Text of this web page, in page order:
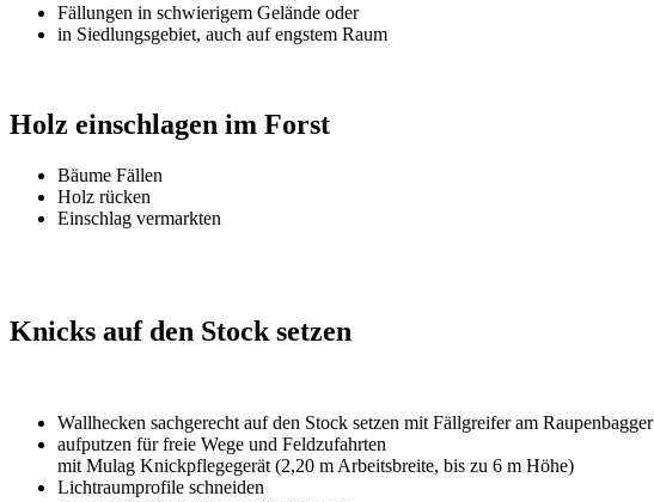
Fällungen in schwierigem Gelände oder
in Siedlungsgebiet, auch auf engstem Raum
Holz einschlagen im Forst
Bäume Fällen
Holz rücken
Einschlag vermarkten
Knicks auf den Stock setzen
Wallhecken sachgerecht auf den Stock setzen mit Fällgreifer am Raupenbagger
aufputzen für freie Wege und Feldzufahrten
mit Mulag Knickpflegegerät (2,20 m Arbeitsbreite, bis zu 6 m Höhe)
Lichtraumprofile schneiden